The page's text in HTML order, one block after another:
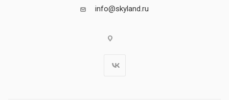
info@skyland.ru